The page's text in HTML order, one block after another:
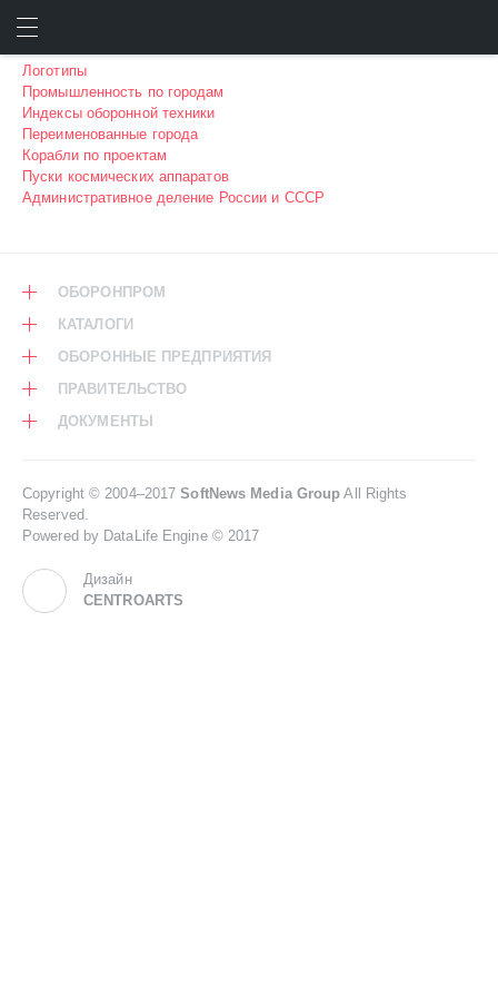
ВСПОМОГАТЕЛЬНЫЕ МАТЕРИАЛЫ
Логотипы
Промышленность по городам
Индексы оборонной техники
Переименованные города
Корабли по проектам
Пуски космических аппаратов
Административное деление России и СССР
ОБОРОНПРОМ
КАТАЛОГИ
ОБОРОННЫЕ ПРЕДПРИЯТИЯ
ПРАВИТЕЛЬСТВО
ДОКУМЕНТЫ
Copyright © 2004–2017SoftNews Media Group All Rights
Reserved.
Powered by DataLife Engine © 2017
Дизайн
CENTROARTS